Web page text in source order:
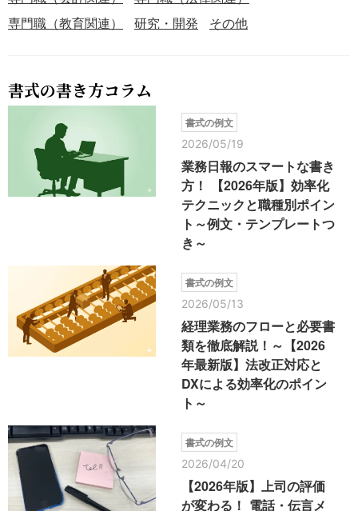
専門職（教育関連）
研究・開発 その他
書式の書き方コラム
書式の例文
2026/05/19
業務日報のスマートな書き
方！ 【2026年版】効率化
テクニックと職種別ポイン
ト～例文・テンプレートつ
き～
書式の例文
2026/05/13
経理業務のフローと必要書
類を徹底解説！～【2026
年最新版】法改正対応と
DXによる効率化のポイン
ト～
書式の例文
2026/04/20
【2026年版】上司の評価
が変わる！ 電話・伝言メ